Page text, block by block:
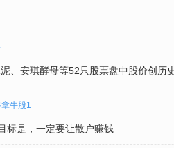
、安琪酵母等52只股票盘中股价创历
牛股1
标是，一定要让散户赚钱